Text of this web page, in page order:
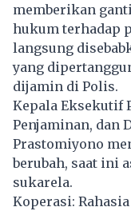
memberikan
hukum terhadap
langsung
yang
dijamin di Polis.
Kepala Eksekutif
Penjaminan, dan
Prastomiyono
berubah, saat ini
sukarela.
Koperasi: